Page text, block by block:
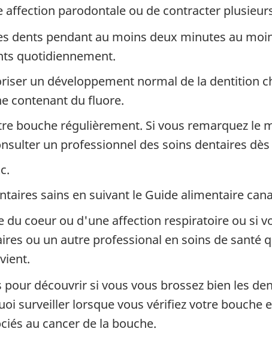
parodontale ou de contracter
dents pendant au moins deux minutes au
quotidiennement.
un développement normal de la dentition
contenant du fluore.
bouche régulièrement. Si vous remarquez le
un professionnel des soins dentaires
sains en suivant le Guide alimentaire
coeur ou d'une affection respiratoire ou si
ou un autre professional en soins de santé
découvrir si vous vous brossez bien les
surveiller lorsque vous vérifiez votre bouche
au cancer de la bouche.